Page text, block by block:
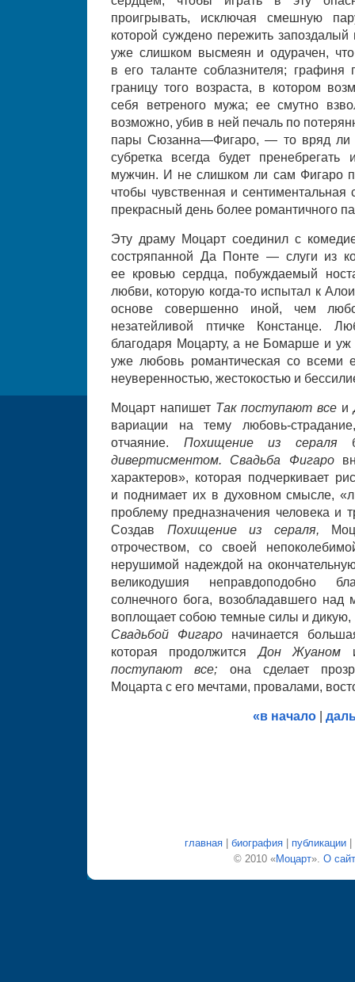
проигрывать, исключая смешную
которой суждено пережить
уже слишком высмеян и одурачен,
в его таланте соблазнителя;
границу того возраста, в котором
себя ветреного мужа; ее смутно
возможно, убив в ней печаль по
пары Сюзанна—Фигаро, — то вряд ли
субретка всегда будет
мужчин. И не слишком ли сам Фигаро
чтобы чувственная и
прекрасный день более романтичного
Эту драму Моцарт соединил с
состряпанной Да Понте — слуги из
ее кровью сердца, побуждаемый
любви, которую когда-то испытал к
основе совершенно иной, чем
незатейливой птичке Констанце.
благодаря Моцарту, а не Бомарше и
уже любовь романтическая со всеми
неуверенностью, жестокостью и
Моцарт напишет Так поступают все и
вариации на тему любовь-
отчаяние. Похищение из сераля
дивертисментом. Свадьба Фигаро
характеров», которая подчеркивает
и поднимает их в духовном смысле,
проблему предназначения человека и
Создав Похищение из сераля,
отрочеством, со своей
нерушимой надеждой на
великодушия неправдоподобно
солнечного бога, возобладавшего
воплощает собою темные силы и дикую,
Свадьбой Фигаро начинается
которая продолжитсяДон Жуаном
поступают все; она сделает
Моцарта с его мечтами, провалами,
«в начало |
главная| биография| публикации|
© 2010 «Моцарт». О